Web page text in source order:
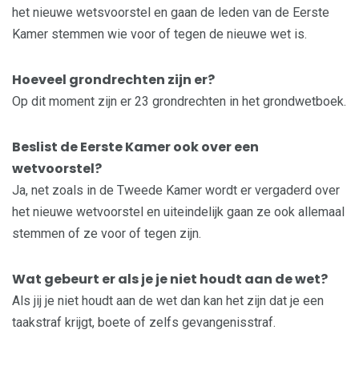
het nieuwe wetsvoorstel en gaan de leden van de Eerste
Kamer stemmen wie voor of tegen de nieuwe wet is.
Hoeveel grondrechten zijn er?
Op dit moment zijn er 23 grondrechten in het grondwetboek.
Beslist de Eerste Kamer ook over een
wetvoorstel?
Ja, net zoals in de Tweede Kamer wordt er vergaderd over
het nieuwe wetvoorstel en uiteindelijk gaan ze ook allemaal
stemmen of ze voor of tegen zijn.
Wat gebeurt er als je je niet houdt aan de wet?
Als jij je niet houdt aan de wet dan kan het zijn dat je een
taakstraf krijgt, boete of zelfs gevangenisstraf.